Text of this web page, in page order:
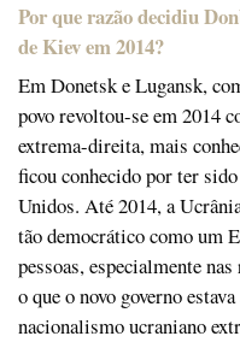
Por que razão decidiu
de Kiev em 2014?
Em Donetsk e Lugansk,
povo revoltou-se em 2014
extrema-direita, mais
ficou conhecido por ter
Unidos. Até 2014, a
tão democrático como um
pessoas, especialmente
o que o novo governo
nacionalismo ucraniano